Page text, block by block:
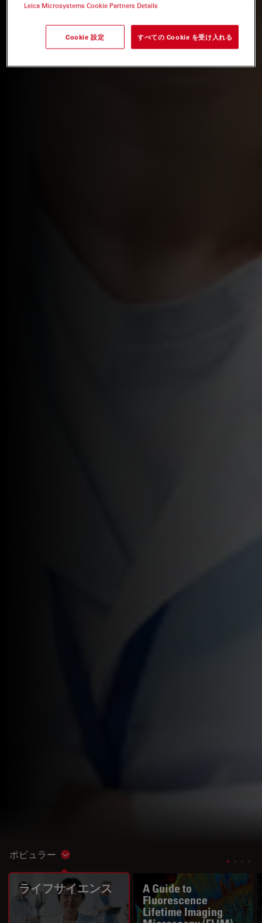
ポピュラー Show subnavigation
ライフサイエンス
A Guide to
Fluorescence
Lifetime Imaging
Leica Microsystems Cookie Partners Details
Cookie 設定 すべての Cookie を受け入れる